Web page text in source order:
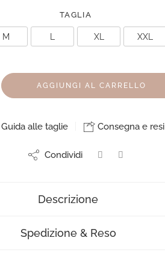
TAGLIA
M XL XXL
AGGIUNGI AL CARRELLO
alle taglie Consegna e resi
Condividi
Descrizione
Spedizione & Reso